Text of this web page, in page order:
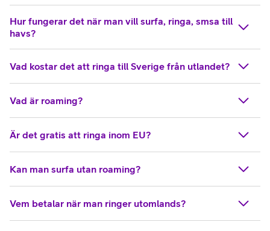
Hur fungerar det när man vill surfa, ringa, smsa till
havs?
Vad kostar det att ringa till Sverige från utlandet?
Vad är roaming?
Är det gratis att ringa inom EU?
Kan man surfa utan roaming?
Vem betalar när man ringer utomlands?